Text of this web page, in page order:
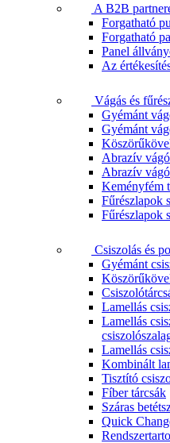
A B2B
Forgatható
Forgatható
Panel
Az
Vágás és
Gyémánt
Gyémánt
Abrazív
Abrazív
Keményfém
Fűrészlapok
Fűrészlapok
Csiszolás és
Gyémánt
Lamellás
Lamellás
Lamellás
Kombinált
Tisztító
Fíber tárcsák
Száras
Quick